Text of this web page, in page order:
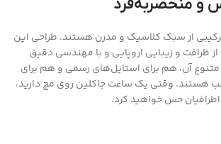
از سبک کلاسیک و مدرن هستند. طراحی این
ظرافت و زیبایی اروپایی و با مهندسی دقیق
آن، هم برای استایل‌های رسمی و هم برای
هستند. وقتی یک ساعت جاکلین روی مچ دارید،
حس خواهید کرد.